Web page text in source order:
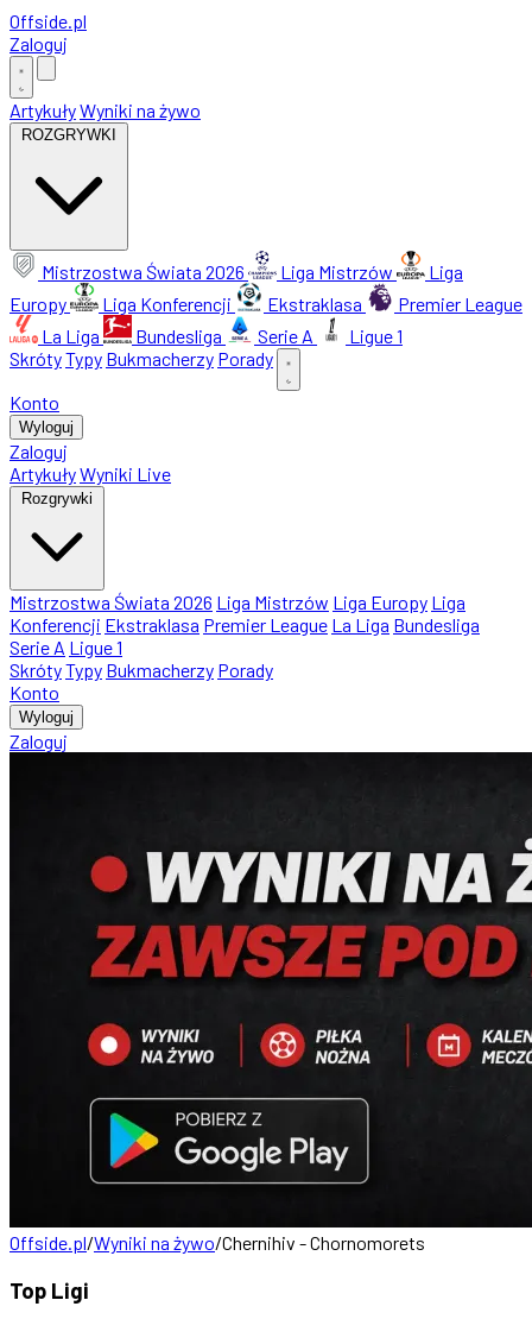
Offside.pl
Zaloguj
ArtykułyWyniki na żywo
ROZGRYWKI
Mistrzostwa Świata 2026 Liga Mistrzów
Liga
Europy
Liga Konferencji Ekstraklasa
Premier League
La Liga
Bundesliga Serie A
Ligue 1
SkrótyTypy Bukmacherzy Porady
Konto
Wyloguj
Zaloguj
ArtykułyWyniki Live
Rozgrywki
Mistrzostwa Świata 2026 Liga Mistrzów Liga Europy Liga
Konferencji Ekstraklasa Premier League La Liga Bundesliga
Serie A Ligue 1
SkrótyTypy Bukmacherzy Porady
Konto
Wyloguj
Zaloguj
Offside.pl/Wyniki na żywo/Chernihiv - Chornomorets
Top Ligi